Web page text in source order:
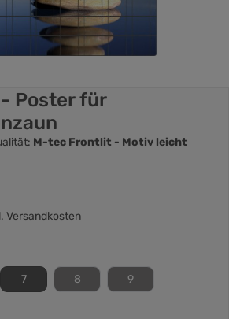
Poster für
M-tec Frontlit - Motiv leicht
Versandkosten
7 8 9